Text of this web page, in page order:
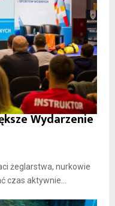
Wydarzenie
żeglarstwa, nurkowie
czas aktywnie...